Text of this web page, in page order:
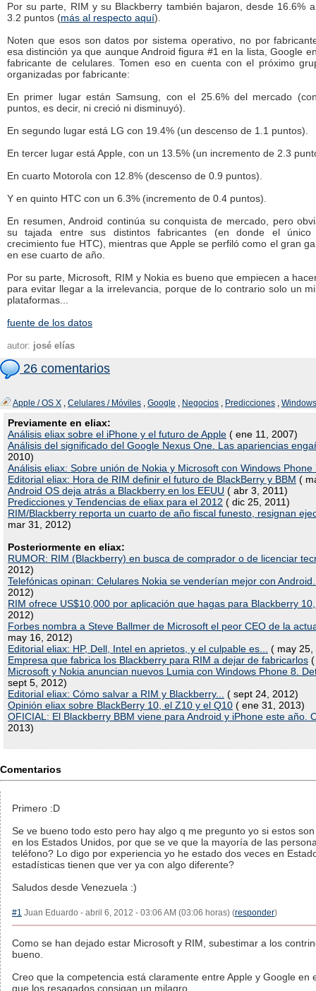
Por su parte, RIM y su Blackberry también bajaron, desde 16.6%
3.2 puntos (más al respecto aquí).
Noten que esos son datos por sistema operativo, no por
esa distinción ya que aunque Android figura #1 en la lista, Google
fabricante de celulares. Tomen eso en cuenta con el próximo
organizadas por fabricante:
En primer lugar están Samsung, con el 25.6% del mercado
puntos, es decir, ni creció ni disminuyó).
En segundo lugar está LG con 19.4% (un descenso de 1.1 puntos).
En tercer lugar está Apple, con un 13.5% (un incremento de 2.3
En cuarto Motorola con 12.8% (descenso de 0.9 puntos).
Y en quinto HTC con un 6.3% (incremento de 0.4 puntos).
En resumen, Android continúa su conquista de mercado, pero
su tajada entre sus distintos fabricantes (en donde el único
crecimiento fue HTC), mientras que Apple se perfiló como el gran
en ese cuarto de año.
Por su parte, Microsoft, RIM y Nokia es bueno que empiecen a
para evitar llegar a la irrelevancia, porque de lo contrario solo un
plataformas...
fuente de los datos
autor: josé elías
26 comentarios
Apple / OS X , Celulares / Móviles , Google , Negocios , Predicciones ,
Previamente en eliax:
Análisis eliax sobre el iPhone y el futuro de Apple ( ene 11, 2007)
Análisis del significado del Google Nexus One. Las apariencias
2010)
Análisis eliax: Sobre unión de Nokia y Microsoft con Windows Phone
Editorial eliax: Hora de RIM definir el futuro de BlackBerry y BBM (
Android OS deja atrás a Blackberry en los EEUU ( abr 3, 2011)
Predicciones y Tendencias de eliax para el 2012 ( dic 25, 2011)
RIM/Blackberry reporta un cuarto de año fiscal funesto, resignan
mar 31, 2012)
Posteriormente en eliax:
RUMOR: RIM (Blackberry) en busca de comprador o de licenciar
2012)
Telefónicas opinan: Celulares Nokia se venderían mejor con
2012)
RIM ofrece US$10,000 por aplicación que hagas para Blackberry
2012)
Forbes nombra a Steve Ballmer de Microsoft el peor CEO de la
may 16, 2012)
Editorial eliax: HP, Dell, Intel en aprietos, y el culpable es...
( may 25,
Empresa que fabrica los Blackberry para RIM a dejar de fabricarlos
Microsoft y Nokia anuncian nuevos Lumia con Windows Phone 8.
sept 5, 2012)
Editorial eliax: Cómo salvar a RIM y Blackberry...
( sept 24, 2012)
Opinión eliax sobre BlackBerry 10, el Z10 y el Q10 ( ene 31, 2013)
OFICIAL: El Blackberry BBM viene para Android y iPhone este año.
2013)
Comentarios
Primero :D
Se ve bueno todo esto pero hay algo q me pregunto yo si estos
en los Estados Unidos, por que se ve que la mayoría de las
teléfono? Lo digo por experiencia yo he estado dos veces en
estadísticas tienen que ver ya con algo diferente?
Saludos desde Venezuela :)
#1 Juan Eduardo - abril 6, 2012 - 03:06 AM (03:06 horas) (responder)
Como se han dejado estar Microsoft y RIM, subestimar a los
bueno.
Creo que la competencia está claramente entre Apple y Google en
que los resagados consigan un milagro.